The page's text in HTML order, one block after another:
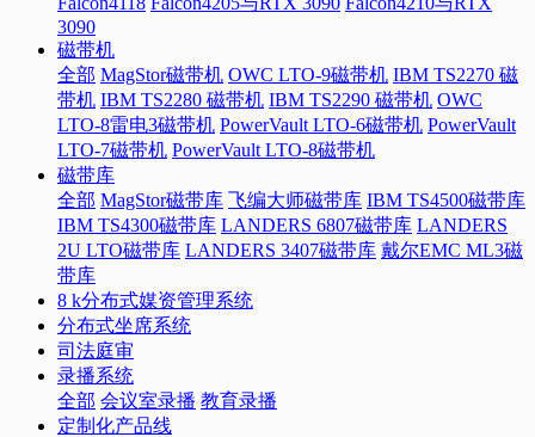
3090
磁带机
全部 MagStor磁带机 OWC LTO-9磁带机 IBM TS2270 磁
带机 IBM TS2280 磁带机 IBM TS2290 磁带机 OWC
LTO-8雷电3磁带机 PowerVault LTO-6磁带机 PowerVault
LTO-7磁带机 PowerVault LTO-8磁带机
磁带库
全部 MagStor磁带库 飞编大师磁带库 IBM TS4500磁带库
IBM TS4300磁带库 LANDERS 6807磁带库 LANDERS
2U LTO磁带库 LANDERS 3407磁带库 戴尔EMC ML3磁
带库
8 k分布式媒资管理系统
分布式坐席系统
司法庭审
录播系统
全部 会议室录播 教育录播
定制化产品线